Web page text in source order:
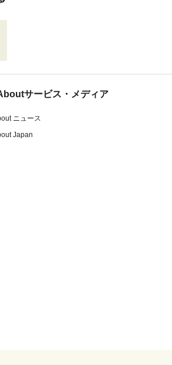
サービス・メディア
ニュース
Japan